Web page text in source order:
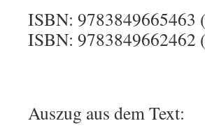
ISBN: 9783849665463
ISBN: 9783849662462
Auszug aus dem Text: